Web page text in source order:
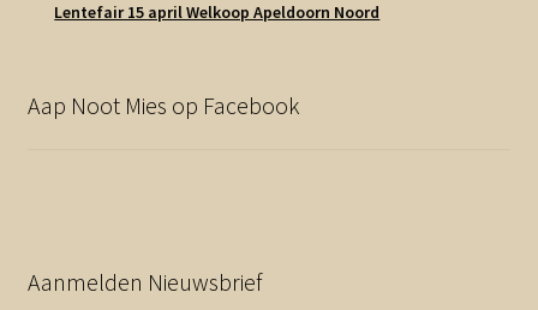
Lentefair 15 april Welkoop Apeldoorn Noord
Aap Noot Mies op Facebook
Aanmelden Nieuwsbrief